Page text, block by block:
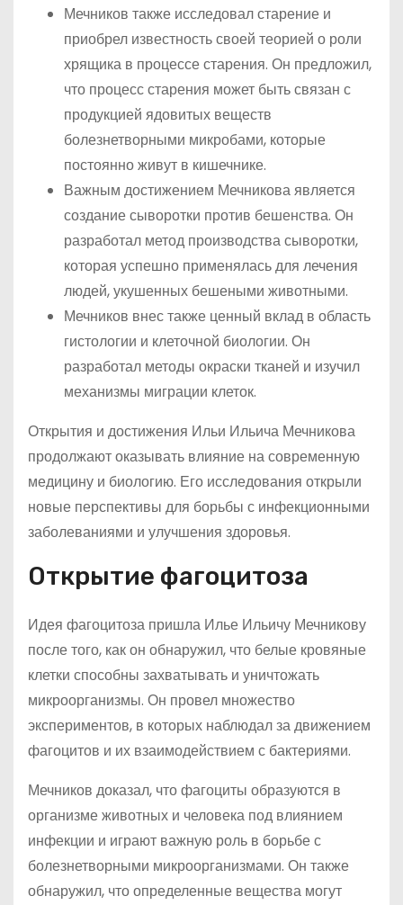
Мечников также исследовал старение и
приобрел известность своей теорией о роли
хрящика в процессе старения. Он предложил,
что процесс старения может быть связан с
продукцией ядовитых веществ
болезнетворными микробами, которые
постоянно живут в кишечнике.
Важным достижением Мечникова является
создание сыворотки против бешенства. Он
разработал метод производства сыворотки,
которая успешно применялась для лечения
людей, укушенных бешеными животными.
Мечников внес также ценный вклад в область
гистологии и клеточной биологии. Он
разработал методы окраски тканей и изучил
механизмы миграции клеток.
Открытия и достижения Ильи Ильича Мечникова
продолжают оказывать влияние на современную
медицину и биологию. Его исследования открыли
новые перспективы для борьбы с инфекционными
заболеваниями и улучшения здоровья.
Открытие фагоцитоза
Идея фагоцитоза пришла Илье Ильичу Мечникову
после того, как он обнаружил, что белые кровяные
клетки способны захватывать и уничтожать
микроорганизмы. Он провел множество
экспериментов, в которых наблюдал за движением
фагоцитов и их взаимодействием с бактериями.
Мечников доказал, что фагоциты образуются в
организме животных и человека под влиянием
инфекции и играют важную роль в борьбе с
болезнетворными микроорганизмами. Он также
обнаружил, что определенные вещества могут